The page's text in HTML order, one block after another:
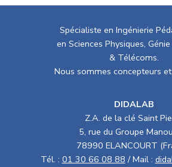
Spécialiste en Ingénierie
en Sciences Physiques,
& Télécoms.
Nous sommes concepteurs
DIDALAB
Z.A. de la clé Saint
5, rue du Groupe
78990 ELANCOURT
Tél. : 01 30 66 08 88 / Mail :